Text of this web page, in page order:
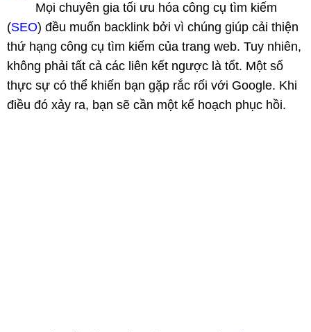
Mọi chuyên gia tối ưu hóa công cụ tìm kiếm
(SEO) đều muốn backlink bởi vì chúng giúp cải thiện
thứ hạng công cụ tìm kiếm của trang web. Tuy nhiên,
không phải tất cả các liên kết ngược là tốt. Một số
thực sự có thể khiến bạn gặp rắc rối với Google. Khi
điều đó xảy ra, bạn sẽ cần một kế hoạch phục hồi.